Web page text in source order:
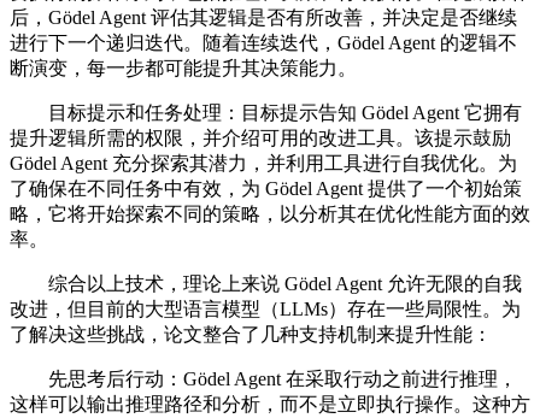
后，Gödel Agent 评估其逻辑是否有所改善，并决定是否继续
进行下一个递归迭代。随着连续迭代，Gödel Agent 的逻辑不
断演变，每一步都可能提升其决策能力。
目标提示和任务处理：目标提示告知 Gödel Agent 它拥有
提升逻辑所需的权限，并介绍可用的改进工具。该提示鼓励
Gödel Agent 充分探索其潜力，并利用工具进行自我优化。为
了确保在不同任务中有效，为 Gödel Agent 提供了一个初始策
略，它将开始探索不同的策略，以分析其在优化性能方面的效
率。
综合以上技术，理论上来说 Gödel Agent 允许无限的自我
改进，但目前的大型语言模型（LLMs）存在一些局限性。为
了解决这些挑战，论文整合了几种支持机制来提升性能：
先思考后行动：Gödel Agent 在采取行动之前进行推理，
这样可以输出推理路径和分析，而不是立即执行操作。这种方